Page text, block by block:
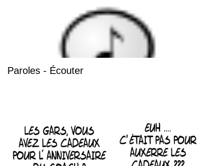
Paroles - Écouter